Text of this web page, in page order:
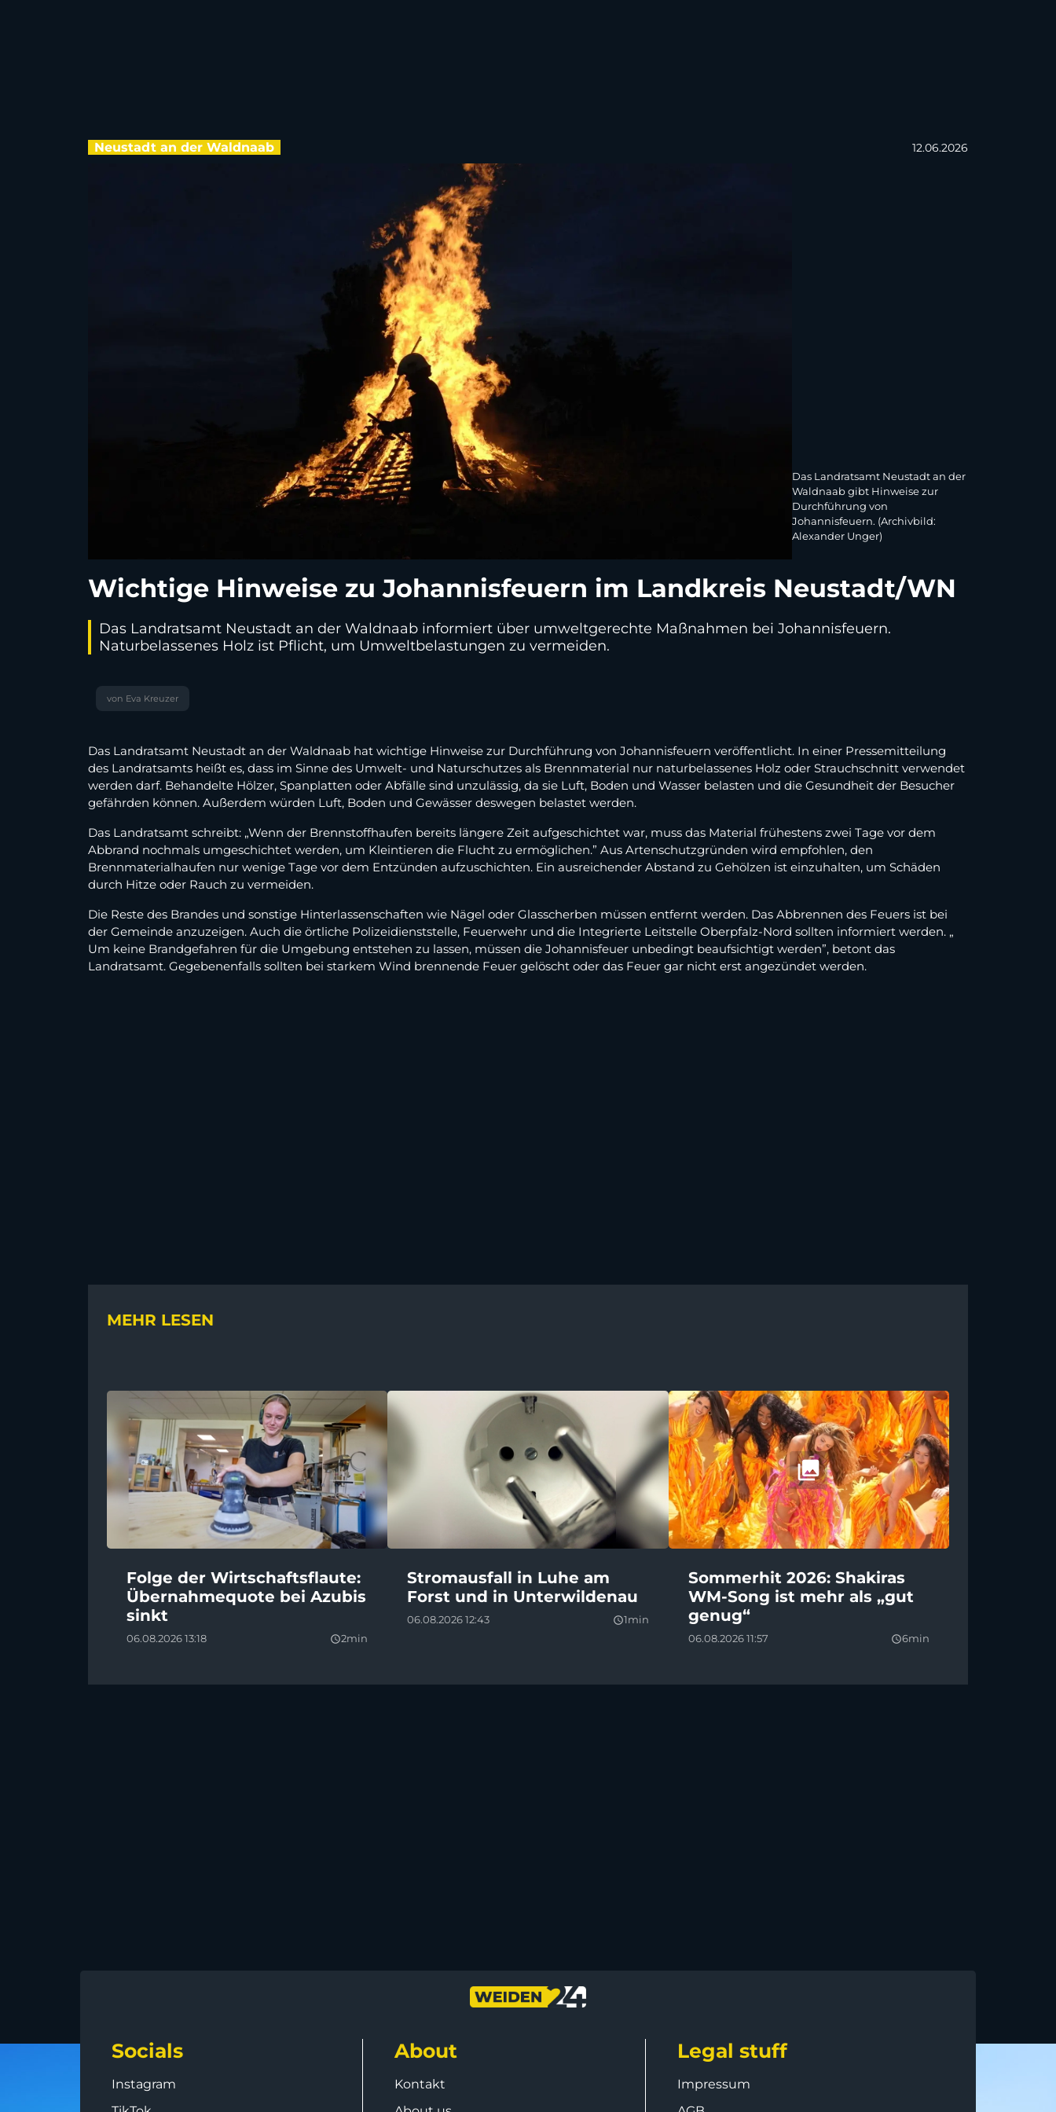
Neustadt an der Waldnaab 12.06.2026
Das Landratsamt Neustadt an der
Waldnaab gibt Hinweise zur
Durchführung von
Johannisfeuern. (Archivbild:
Alexander Unger)
Wichtige Hinweise zu Johannisfeuern im Landkreis Neustadt/WN
Das Landratsamt Neustadt an der Waldnaab informiert über umweltgerechte Maßnahmen bei Johannisfeuern.
Naturbelassenes Holz ist Pflicht, um Umweltbelastungen zu vermeiden.
von Eva Kreuzer
Das Landratsamt Neustadt an der Waldnaab hat wichtige Hinweise zur Durchführung von Johannisfeuern veröffentlicht. In einer Pressemitteilung
des Landratsamts heißt es, dass im Sinne des Umwelt- und Naturschutzes als Brennmaterial nur naturbelassenes Holz oder Strauchschnitt verwendet
werden darf. Behandelte Hölzer, Spanplatten oder Abfälle sind unzulässig, da sie Luft, Boden und Wasser belasten und die Gesundheit der Besucher
gefährden können. Außerdem würden Luft, Boden und Gewässer deswegen belastet werden.
Das Landratsamt schreibt: „Wenn der Brennstoffhaufen bereits längere Zeit aufgeschichtet war, muss das Material frühestens zwei Tage vor dem
Abbrand nochmals umgeschichtet werden, um Kleintieren die Flucht zu ermöglichen.” Aus Artenschutzgründen wird empfohlen, den
Brennmaterialhaufen nur wenige Tage vor dem Entzünden aufzuschichten. Ein ausreichender Abstand zu Gehölzen ist einzuhalten, um Schäden
durch Hitze oder Rauch zu vermeiden.
Die Reste des Brandes und sonstige Hinterlassenschaften wie Nägel oder Glasscherben müssen entfernt werden. Das Abbrennen des Feuers ist bei
der Gemeinde anzuzeigen. Auch die örtliche Polizeidienststelle, Feuerwehr und die Integrierte Leitstelle Oberpfalz-Nord sollten informiert werden. „
Um keine Brandgefahren für die Umgebung entstehen zu lassen, müssen die Johannisfeuer unbedingt beaufsichtigt werden”, betont das
Landratsamt. Gegebenenfalls sollten bei starkem Wind brennende Feuer gelöscht oder das Feuer gar nicht erst angezündet werden.
MEHR LESEN
Folge der Wirtschaftsflaute:
Übernahmequote bei Azubis
sinkt
06.08.2026 13:18 query_builder2min
Stromausfall in Luhe am
Forst und in Unterwildenau
06.08.2026 12:43 query_builder1min
Sommerhit 2026: Shakiras
WM-Song ist mehr als „gut
genug“
06.08.2026 11:57 query_builder6min
Socials
Instagram
About
Kontakt
Legal stuff
Impressum